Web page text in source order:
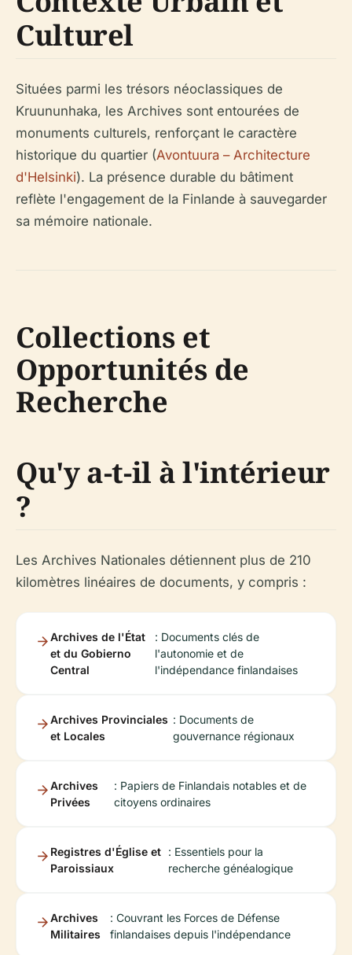
Culturel
Situées parmi les trésors néoclassiques de
Kruununhaka, les Archives sont entourées de
monuments culturels, renforçant le caractère
historique du quartier (Avontuura – Architecture
d'Helsinki). La présence durable du bâtiment
reflète l'engagement de la Finlande à sauvegarder
sa mémoire nationale.
Collections et
Opportunités de
Recherche
Qu'y a-t-il à l'intérieur
?
Les Archives Nationales détiennent plus de 210
kilomètres linéaires de documents, y compris :
Archives de l'État
et du Gobierno
Central
: Documents clés de
l'autonomie et de
l'indépendance finlandaises
Archives Provinciales
et Locales
: Documents de
gouvernance régionaux
Archives
Privées
: Papiers de Finlandais notables et de
citoyens ordinaires
Registres d'Église et
Paroissiaux
: Essentiels pour la
recherche généalogique
Archives
Militaires
: Couvrant les Forces de Défense
finlandaises depuis l'indépendance